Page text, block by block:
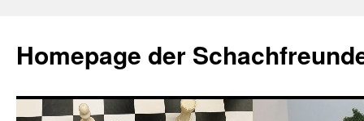
springen
Homepage der